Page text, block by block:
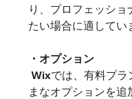
り、プロフェッシ
たい場合に適してい
・オプション
まなオプションを追